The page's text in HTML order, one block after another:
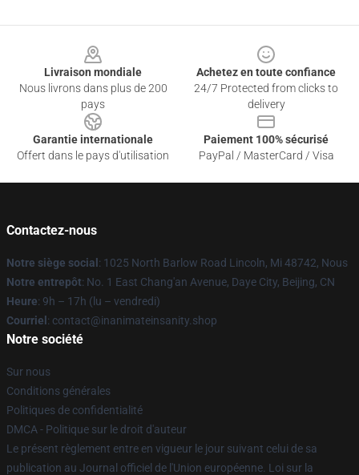
Livraison mondiale
Nous livrons dans plus de 200
pays
Achetez en toute confiance
24/7 Protected from clicks to
delivery
Garantie internationale
Offert dans le pays d'utilisation
Paiement 100% sécurisé
PayPal / MasterCard / Visa
Contactez-nous
Notre siège social : 1025 North Barlow Road Lincoln, Mi 48742, Nous
Notre entrepôt: No. 1 East Chang'an Avenue, Daye City, Beijing, CN
Heure: 9h – 17h (lu – vendredi)
Courriel : contact@inanimateinsanity.shop
Notre société
Sur nous
Conditions générales
Politiques de confidentialité
DMCA - Politique sur le droit d'auteur
Le présent règlement entre en vigueur le jour suivant celui de sa
publication au Journal officiel de l'Union européenne. Loi sur la